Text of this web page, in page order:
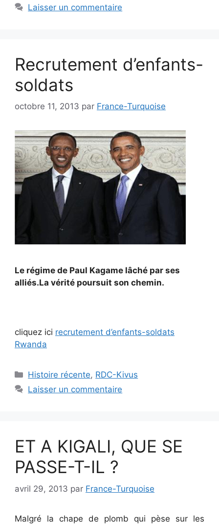
Laisser un commentaire
Recrutement d’enfants-
soldats
octobre 11, 2013 par France-Turquoise
Le régime de Paul Kagame lâché par ses
alliés.La vérité poursuit son chemin.
cliquez ici recrutement d’enfants-soldats
Rwanda
Catégories
Histoire récente, RDC-Kivus
Laisser un commentaire
ET A KIGALI, QUE SE
PASSE-T-IL ?
avril 29, 2013 par France-Turquoise
Malgré la chape de plomb qui pèse sur les